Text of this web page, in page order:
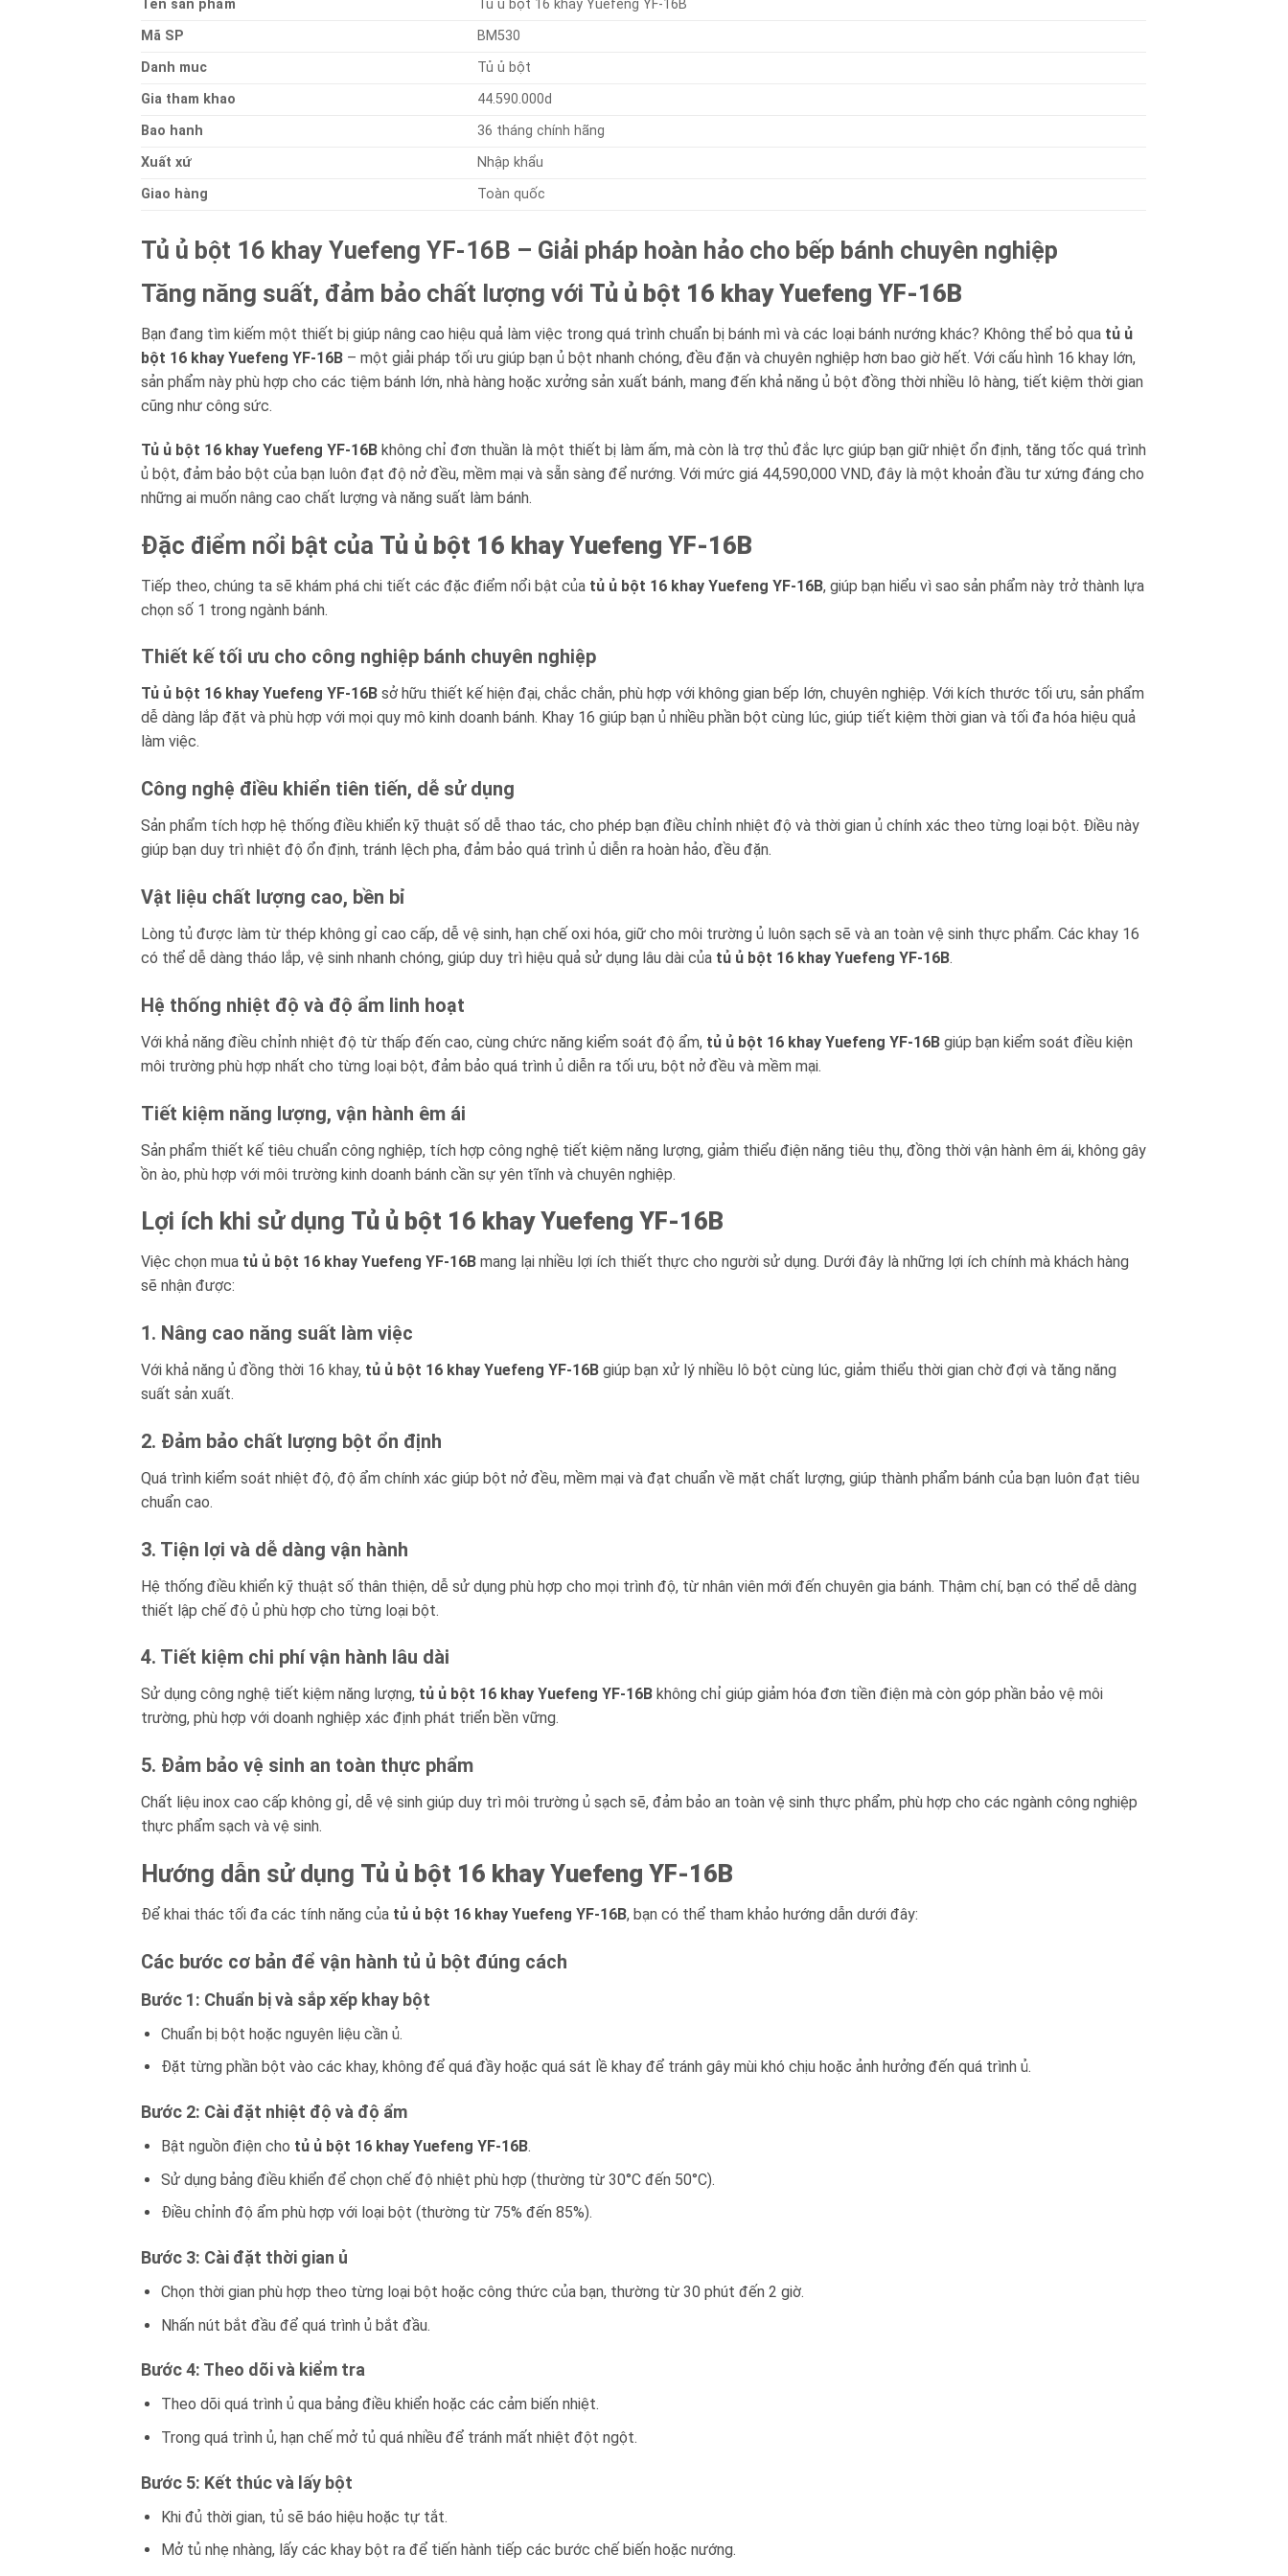
Ten sản phẩm
Tủ ủ bột 16 khay Yuefeng YF-16B
Mã SP
BM530
Danh muc
Tủ ủ bột
Gia tham khao
44.590.000d
Bao hanh
36 tháng chính hãng
Xuất xứ
Nhập khẩu
Giao hàng
Toàn quốc
Tủ ủ bột 16 khay Yuefeng YF-16B – Giải pháp hoàn hảo cho bếp bánh chuyên nghiệp
Tăng năng suất, đảm bảo chất lượng với Tủ ủ bột 16 khay Yuefeng YF-16B
Bạn đang tìm kiếm một thiết bị giúp nâng cao hiệu quả làm việc trong quá trình chuẩn bị bánh mì và các loại bánh nướng khác? Không thể bỏ qua tủ ủ
bột 16 khay Yuefeng YF-16B – một giải pháp tối ưu giúp bạn ủ bột nhanh chóng, đều đặn và chuyên nghiệp hơn bao giờ hết. Với cấu hình 16 khay lớn,
sản phẩm này phù hợp cho các tiệm bánh lớn, nhà hàng hoặc xưởng sản xuất bánh, mang đến khả năng ủ bột đồng thời nhiều lô hàng, tiết kiệm thời gian
cũng như công sức.
Tủ ủ bột 16 khay Yuefeng YF-16B không chỉ đơn thuần là một thiết bị làm ấm, mà còn là trợ thủ đắc lực giúp bạn giữ nhiệt ổn định, tăng tốc quá trình
ủ bột, đảm bảo bột của bạn luôn đạt độ nở đều, mềm mại và sẵn sàng để nướng. Với mức giá 44,590,000 VND, đây là một khoản đầu tư xứng đáng cho
những ai muốn nâng cao chất lượng và năng suất làm bánh.
Đặc điểm nổi bật của Tủ ủ bột 16 khay Yuefeng YF-16B
Tiếp theo, chúng ta sẽ khám phá chi tiết các đặc điểm nổi bật của tủ ủ bột 16 khay Yuefeng YF-16B, giúp bạn hiểu vì sao sản phẩm này trở thành lựa
chọn số 1 trong ngành bánh.
Thiết kế tối ưu cho công nghiệp bánh chuyên nghiệp
Tủ ủ bột 16 khay Yuefeng YF-16B sở hữu thiết kế hiện đại, chắc chắn, phù hợp với không gian bếp lớn, chuyên nghiệp. Với kích thước tối ưu, sản phẩm
dễ dàng lắp đặt và phù hợp với mọi quy mô kinh doanh bánh. Khay 16 giúp bạn ủ nhiều phần bột cùng lúc, giúp tiết kiệm thời gian và tối đa hóa hiệu quả
làm việc.
Công nghệ điều khiển tiên tiến, dễ sử dụng
Sản phẩm tích hợp hệ thống điều khiển kỹ thuật số dễ thao tác, cho phép bạn điều chỉnh nhiệt độ và thời gian ủ chính xác theo từng loại bột. Điều này
giúp bạn duy trì nhiệt độ ổn định, tránh lệch pha, đảm bảo quá trình ủ diễn ra hoàn hảo, đều đặn.
Vật liệu chất lượng cao, bền bỉ
Lòng tủ được làm từ thép không gỉ cao cấp, dễ vệ sinh, hạn chế oxi hóa, giữ cho môi trường ủ luôn sạch sẽ và an toàn vệ sinh thực phẩm. Các khay 16
có thể dễ dàng tháo lắp, vệ sinh nhanh chóng, giúp duy trì hiệu quả sử dụng lâu dài của tủ ủ bột 16 khay Yuefeng YF-16B.
Hệ thống nhiệt độ và độ ẩm linh hoạt
Với khả năng điều chỉnh nhiệt độ từ thấp đến cao, cùng chức năng kiểm soát độ ẩm, tủ ủ bột 16 khay Yuefeng YF-16B giúp bạn kiểm soát điều kiện
môi trường phù hợp nhất cho từng loại bột, đảm bảo quá trình ủ diễn ra tối ưu, bột nở đều và mềm mại.
Tiết kiệm năng lượng, vận hành êm ái
Sản phẩm thiết kế tiêu chuẩn công nghiệp, tích hợp công nghệ tiết kiệm năng lượng, giảm thiểu điện năng tiêu thụ, đồng thời vận hành êm ái, không gây
ồn ào, phù hợp với môi trường kinh doanh bánh cần sự yên tĩnh và chuyên nghiệp.
Lợi ích khi sử dụng Tủ ủ bột 16 khay Yuefeng YF-16B
Việc chọn mua tủ ủ bột 16 khay Yuefeng YF-16B mang lại nhiều lợi ích thiết thực cho người sử dụng. Dưới đây là những lợi ích chính mà khách hàng
sẽ nhận được:
1. Nâng cao năng suất làm việc
Với khả năng ủ đồng thời 16 khay, tủ ủ bột 16 khay Yuefeng YF-16B giúp bạn xử lý nhiều lô bột cùng lúc, giảm thiểu thời gian chờ đợi và tăng năng
suất sản xuất.
2. Đảm bảo chất lượng bột ổn định
Quá trình kiểm soát nhiệt độ, độ ẩm chính xác giúp bột nở đều, mềm mại và đạt chuẩn về mặt chất lượng, giúp thành phẩm bánh của bạn luôn đạt tiêu
chuẩn cao.
3. Tiện lợi và dễ dàng vận hành
Hệ thống điều khiển kỹ thuật số thân thiện, dễ sử dụng phù hợp cho mọi trình độ, từ nhân viên mới đến chuyên gia bánh. Thậm chí, bạn có thể dễ dàng
thiết lập chế độ ủ phù hợp cho từng loại bột.
4. Tiết kiệm chi phí vận hành lâu dài
Sử dụng công nghệ tiết kiệm năng lượng, tủ ủ bột 16 khay Yuefeng YF-16B không chỉ giúp giảm hóa đơn tiền điện mà còn góp phần bảo vệ môi
trường, phù hợp với doanh nghiệp xác định phát triển bền vững.
5. Đảm bảo vệ sinh an toàn thực phẩm
Chất liệu inox cao cấp không gỉ, dễ vệ sinh giúp duy trì môi trường ủ sạch sẽ, đảm bảo an toàn vệ sinh thực phẩm, phù hợp cho các ngành công nghiệp
thực phẩm sạch và vệ sinh.
Hướng dẫn sử dụng Tủ ủ bột 16 khay Yuefeng YF-16B
Để khai thác tối đa các tính năng của tủ ủ bột 16 khay Yuefeng YF-16B, bạn có thể tham khảo hướng dẫn dưới đây:
Các bước cơ bản để vận hành tủ ủ bột đúng cách
Bước 1: Chuẩn bị và sắp xếp khay bột
Chuẩn bị bột hoặc nguyên liệu cần ủ.
Đặt từng phần bột vào các khay, không để quá đầy hoặc quá sát lề khay để tránh gây mùi khó chịu hoặc ảnh hưởng đến quá trình ủ.
Bước 2: Cài đặt nhiệt độ và độ ẩm
Bật nguồn điện cho tủ ủ bột 16 khay Yuefeng YF-16B.
Sử dụng bảng điều khiển để chọn chế độ nhiệt phù hợp (thường từ 30°C đến 50°C).
Điều chỉnh độ ẩm phù hợp với loại bột (thường từ 75% đến 85%).
Bước 3: Cài đặt thời gian ủ
Chọn thời gian phù hợp theo từng loại bột hoặc công thức của bạn, thường từ 30 phút đến 2 giờ.
Nhấn nút bắt đầu để quá trình ủ bắt đầu.
Bước 4: Theo dõi và kiểm tra
Theo dõi quá trình ủ qua bảng điều khiển hoặc các cảm biến nhiệt.
Trong quá trình ủ, hạn chế mở tủ quá nhiều để tránh mất nhiệt đột ngột.
Bước 5: Kết thúc và lấy bột
Khi đủ thời gian, tủ sẽ báo hiệu hoặc tự tắt.
Mở tủ nhẹ nhàng, lấy các khay bột ra để tiến hành tiếp các bước chế biến hoặc nướng.